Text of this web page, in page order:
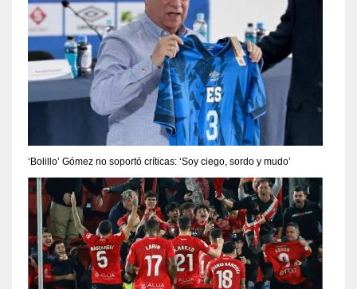
‘Bolillo’ Gómez no soportó críticas: ‘Soy ciego, sordo y mudo’